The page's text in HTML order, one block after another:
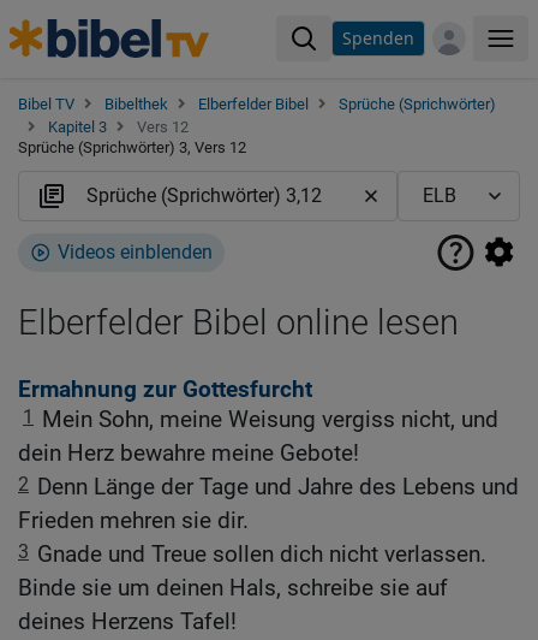
Spenden
Bibel TV Bibelthek Elberfelder Bibel
Sprüche (Sprichwörter)
Kapitel 3
Vers 12
Sprüche (Sprichwörter) 3, Vers 12
Videos einblenden
Elberfelder Bibel online lesen
Ermahnung zur Gottesfurcht
1
Mein Sohn, meine Weisung vergiss nicht, und
dein Herz bewahre meine Gebote!
2 Denn Länge der Tage und Jahre des Lebens und
Frieden mehren sie dir.
3 Gnade und Treue sollen dich nicht verlassen.
Binde sie um deinen Hals, schreibe sie auf
deines Herzens Tafel!